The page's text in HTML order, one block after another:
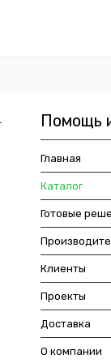
Помощь
Главная
Каталог
Готовые
Клиенты
Проекты
Доставка
О компании